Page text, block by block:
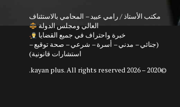
مكتب الأستاذ / رامي عبيد – المحامي بالاستئناف
العالي ومجلس الدولة
خبرة واحتراف في جميع القضايا
(جنائي – مدني – أسرة – شرعي – صحة توقيع –
استشارات قانونية)
©2020 – 2026
kayan plus. All rights reserved.